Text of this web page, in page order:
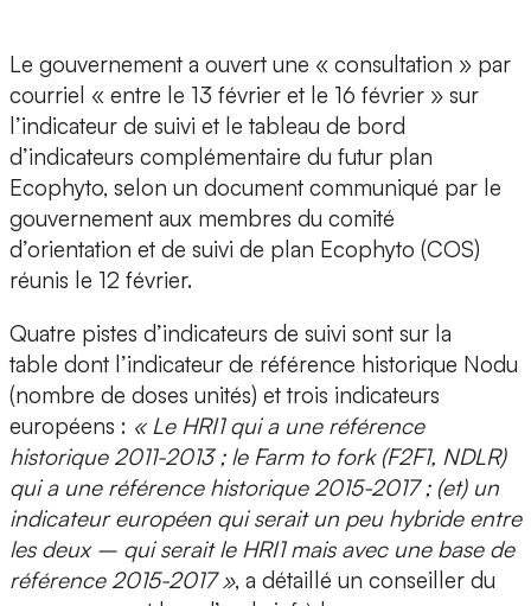
Le gouvernement a ouvert une « consultation » par
courriel « entre le 13 février et le 16 février » sur
l’indicateur de suivi et le tableau de bord
d’indicateurs complémentaire du futur plan
Ecophyto, selon un document communiqué par le
gouvernement aux membres du comité
d’orientation et de suivi de plan Ecophyto (COS)
réunis le 12 février.
Quatre pistes d’indicateurs de suivi sont sur la
table dont l’indicateur de référence historique Nodu
(nombre de doses unités) et trois indicateurs
européens : « Le HRI1 qui a une référence
historique 2011-2013 ; le Farm to fork (F2F1, NDLR)
qui a une référence historique 2015-2017 ; (et) un
indicateur européen qui serait un peu hybride entre
les deux – qui serait le HRI1 mais avec une base de
référence 2015-2017 », a détaillé un conseiller du